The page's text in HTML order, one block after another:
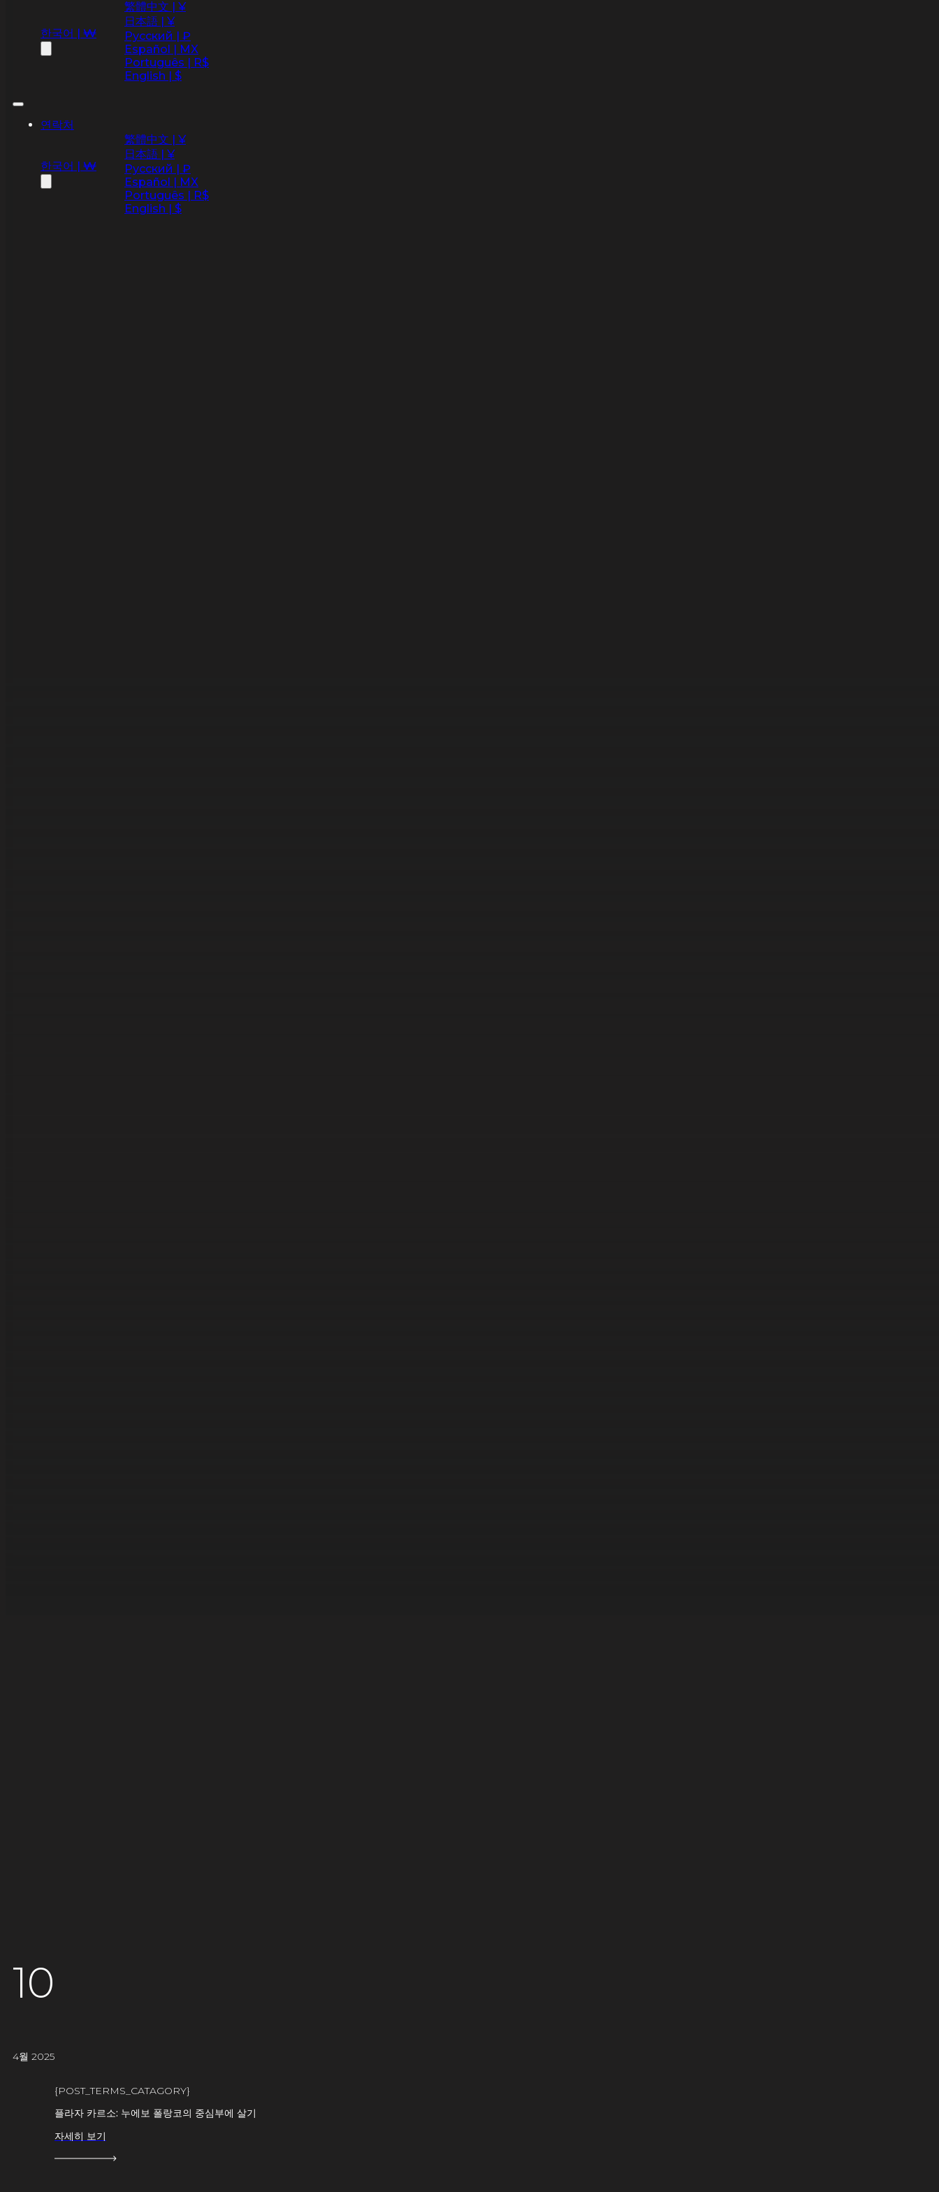
한국어 | ₩
繁體中文 | ¥
日本語 | ¥
Русский | ₽
Español | MX
Português | R$
English | $
연락처
한국어 | ₩
繁體中文 | ¥
日本語 | ¥
Русский | ₽
Español | MX
Português | R$
English | $
10
4월 2025
{POST_TERMS_CATAGORY}
플라자 카르소: 누에보 폴랑코의 중심부에 살기
자세히 보기